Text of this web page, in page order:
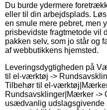
Du burde ydermere
eller til din arbejdsplads.
en smule mere pebret, men
prisbevidste fragtmetode vil
pakken selv, som jo står og
af webbutikkens hjemsted.
Leveringsdygtigheden på
til el-værktøj ->
Tilbehør til el-
Rundsavsklinger|Mærker -
usædvanlig udslagsgivende